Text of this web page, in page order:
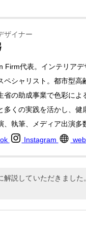
ザイナー
Firm代表。インテリア
ペシャリスト。都市型
省の助成事業で色彩に
多くの実践を活かし、健
、執筆、メディア出演多
Instagram
解説していただきまし